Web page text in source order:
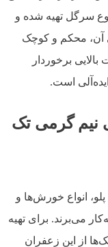
سرگل تهیه شده و
آن، محکم و کوچک
برخوردار
است.
نیم گرمی تک
انواع خورش‌ها و
می‌برند. برای تهیه
از این زعفران